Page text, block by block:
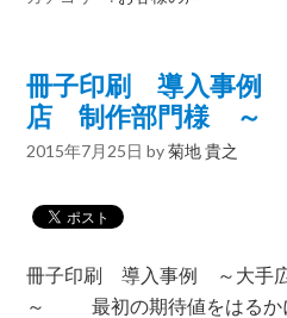
冊子印刷 導入事例
店 制作部門様 ～
2015年7月25日 by菊地 貴之
冊子印刷 導入事例 ～大手
～ 最初の期待値をはるか